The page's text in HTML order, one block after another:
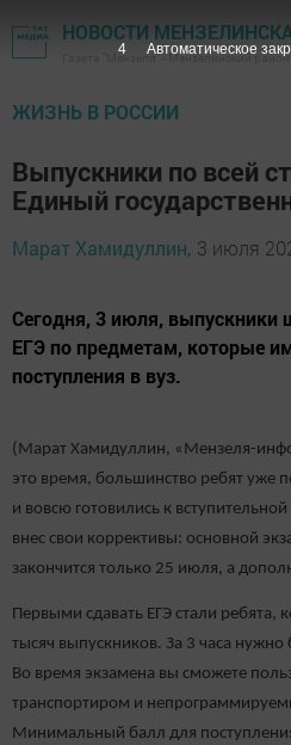
НОВОСТИ
Газета "Мензеля" - Мензелинский район
ЖИЗНЬ В РОССИИ
Выпускники по всей
Единый
Марат Хамидуллин, 3 июля
Сегодня, 3 июля, выпускники
ЕГЭ по предметам, которые
поступления в вуз.
(Марат Хамидуллин, «Мензеля-
это время, большинство ребят уже
и вовсю готовились к
внес свои коррективы: основной
закончится только 25 июля, а
Первыми сдавать ЕГЭ стали ребята,
тысяч выпускников. За 3 часа
Во время экзамена вы сможете
транспортиром и
Минимальный балл для поступления
3 Автоматическое